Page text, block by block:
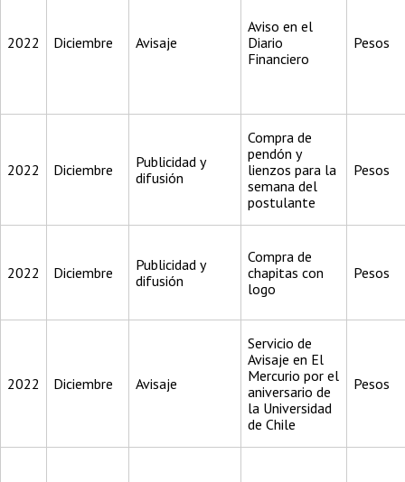
2022 Diciembre Avisaje
Aviso en el
Diario
Financiero
Pesos
2022 Diciembre
Publicidad y
difusión
Compra de
pendón y
lienzos para la
semana del
postulante
Pesos
2022 Diciembre
Publicidad y
difusión
Compra de
chapitas con
logo
Pesos
2022 Diciembre Avisaje
Servicio de
Avisaje en El
Mercurio por el
aniversario de
la Universidad
de Chile
Pesos